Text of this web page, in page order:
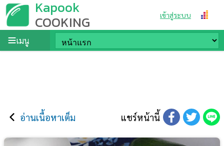
Kapook
COOKING เข้าสู่ระบบ
เมนู
อ่านเนื้อหาเต็ม แชร์หน้านี้